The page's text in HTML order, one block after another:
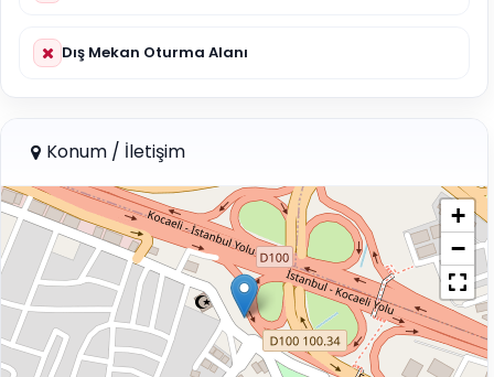
Dış Mekan Oturma Alanı
Konum / İletişim
+
−